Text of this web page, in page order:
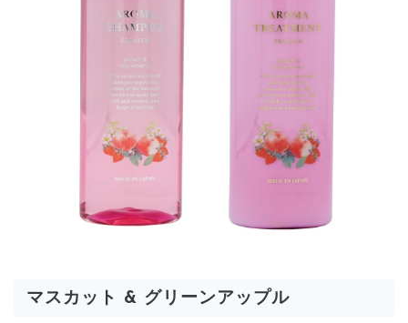
マスカット & グリーンアップル